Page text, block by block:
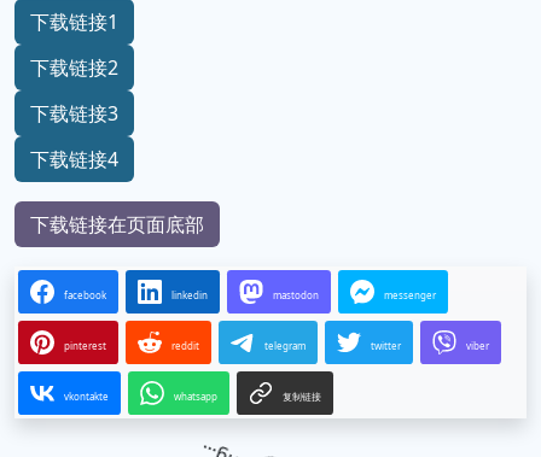
下载链接1
下载链接2
下载链接3
下载链接4
下载链接在页面底部
facebook linkedin mastodon messenger
pinterest reddit telegram twitter viber
vkontakte whatsapp 复制链接